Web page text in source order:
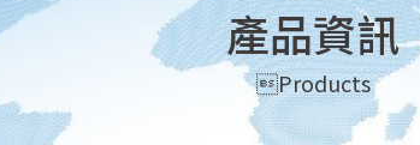
產品資訊
Products